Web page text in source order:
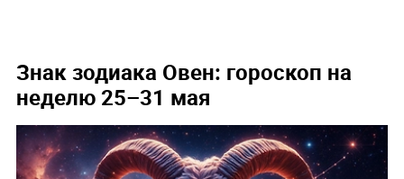
Знак зодиака Овен: гороскоп на
неделю 25–31 мая